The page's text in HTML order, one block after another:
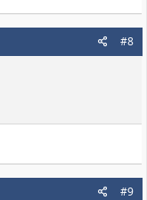
#8
#9